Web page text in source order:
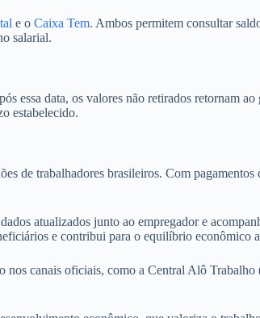
e o Caixa Tem. Ambos permitem consultar
salarial.
essa data, os valores não retirados retornam
estabelecido.
de trabalhadores brasileiros. Com
atualizados junto ao empregador e
e contribui para o equilíbrio econômico
canais oficiais, como a Central Alô